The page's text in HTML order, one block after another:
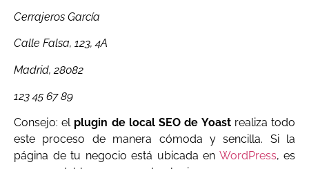
Cerrajeros García
Calle Falsa, 123, 4A
Madrid, 28082
123 45 67 89
Consejo: el plugin de local SEO de Yoastrealiza todo
este proceso de manera cómoda y sencilla. Si la
página de tu negocio está ubicada en WordPress, es